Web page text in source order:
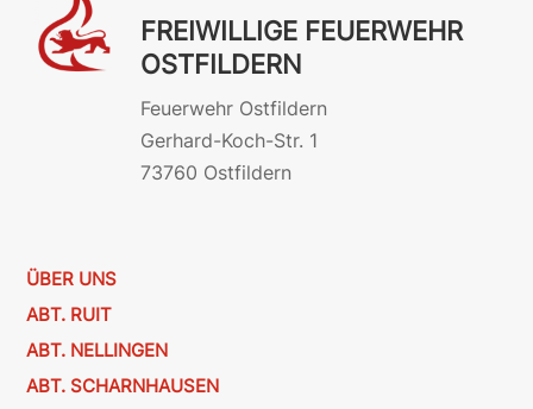
FREIWILLIGE FEUERWEHR
OSTFILDERN
Feuerwehr Ostfildern
Gerhard-Koch-Str. 1
73760 Ostfildern
ÜBER UNS
ABT. RUIT
ABT. NELLINGEN
ABT. SCHARNHAUSEN